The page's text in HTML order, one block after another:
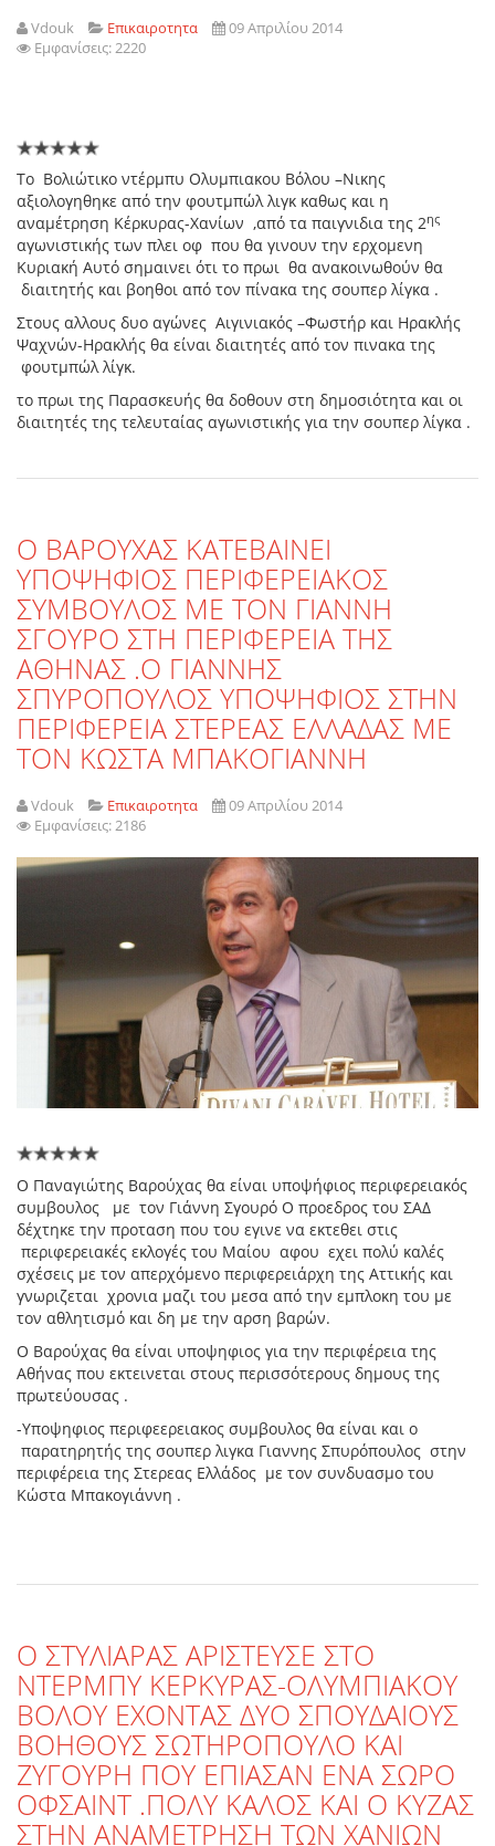
Vdouk Επικαιροτητα
09 Απριλίου 2014
Εμφανίσεις: 2220
Το Βολιώτικο ντέρμπυ Ολυμπιακου Βόλου –Νικης
αξιολογηθηκε από την φουτμπώλ λιγκ καθως και η
αναμέτρηση Κέρκυρας-Χανίων ,από τα παιγνιδια της 2ης
αγωνιστικής των πλει οφ που θα γινουν την ερχομενη
Κυριακή Αυτό σημαινει ότι το πρωι θα ανακοινωθούν θα
διαιτητής και βοηθοι από τον πίνακα της σουπερ λίγκα .
Στους αλλους δυο αγώνες Αιγινιακός –Φωστήρ και Ηρακλής
Ψαχνών-Ηρακλής θα είναι διαιτητές από τον πινακα της
φουτμπώλ λίγκ.
το πρωι της Παρασκευής θα δοθουν στη δημοσιότητα και οι
διαιτητές της τελευταίας αγωνιστικής για την σουπερ λίγκα .
Ο ΒΑΡΟΥΧΑΣ ΚΑΤΕΒΑΙΝΕΙ
ΥΠΟΨΗΦΙΟΣ ΠΕΡΙΦΕΡΕΙΑΚΟΣ
ΣΥΜΒΟΥΛΟΣ ΜΕ ΤΟΝ ΓΙΑΝΝΗ
ΣΓΟΥΡΟ ΣΤΗ ΠΕΡΙΦΕΡΕΙΑ ΤΗΣ
ΑΘΗΝΑΣ .Ο ΓΙΑΝΝΗΣ
ΣΠΥΡΟΠΟΥΛΟΣ ΥΠΟΨΗΦΙΟΣ ΣΤΗΝ
ΠΕΡΙΦΕΡΕΙΑ ΣΤΕΡΕΑΣ ΕΛΛΑΔΑΣ ΜΕ
ΤΟΝ ΚΩΣΤΑ ΜΠΑΚΟΓΙΑΝΝΗ
Vdouk Επικαιροτητα
09 Απριλίου 2014
Εμφανίσεις: 2186
Ο Παναγιώτης Βαρούχας θα είναι υποψήφιος περιφερειακός
συμβουλος με τον Γιάννη Σγουρό Ο προεδρος του ΣΑΔ
δέχτηκε την προταση που του εγινε να εκτεθει στις
περιφερειακές εκλογές του Μαίου αφου εχει πολύ καλές
σχέσεις με τον απερχόμενο περιφερειάρχη της Αττικής και
γνωριζεται χρονια μαζι του μεσα από την εμπλοκη του με
τον αθλητισμό και δη με την αρση βαρών.
Ο Βαρούχας θα είναι υποψηφιος για την περιφέρεια της
Αθήνας που εκτεινεται στους περισσότερους δημους της
πρωτεύουσας .
-Υποψηφιος περιφεερειακος συμβουλος θα είναι και ο
παρατηρητής της σουπερ λιγκα Γιαννης Σπυρόπουλος στην
περιφέρεια της Στερεας Ελλάδος με τον συνδυασμο του
Κώστα Μπακογιάννη .
O ΣΤΥΛΙΑΡΑΣ ΑΡΙΣΤΕΥΣΕ ΣΤΟ
ΝΤΕΡΜΠΥ ΚΕΡΚΥΡΑΣ-ΟΛΥΜΠΙΑΚΟΥ
ΒΟΛΟΥ ΕΧΟΝΤΑΣ ΔΥΟ ΣΠΟΥΔΑΙΟΥΣ
ΒΟΗΘΟΥΣ ΣΩΤΗΡΟΠΟΥΛΟ ΚΑΙ
ΖΥΓΟΥΡΗ ΠΟΥ ΕΠΙΑΣΑΝ ΕΝΑ ΣΩΡΟ
ΟΦΣΑΙΝΤ .ΠΟΛΥ ΚΑΛΟΣ ΚΑΙ Ο ΚΥΖΑΣ
ΣΤΗΝ ΑΝΑΜΕΤΡΗΣΗ ΤΩΝ ΧΑΝΙΩΝ